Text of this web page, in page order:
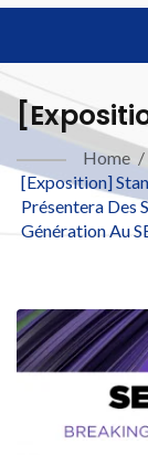
Toward
Des
De
Home /
[Exposition]
Présentera Des
Génération Au